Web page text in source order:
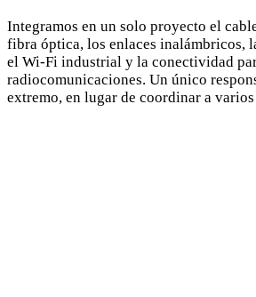
Integramos en un solo proyecto el
fibra óptica, los enlaces inalámbricos,
el Wi-Fi industrial y la conectividad
radiocomunicaciones. Un único
extremo, en lugar de coordinar a